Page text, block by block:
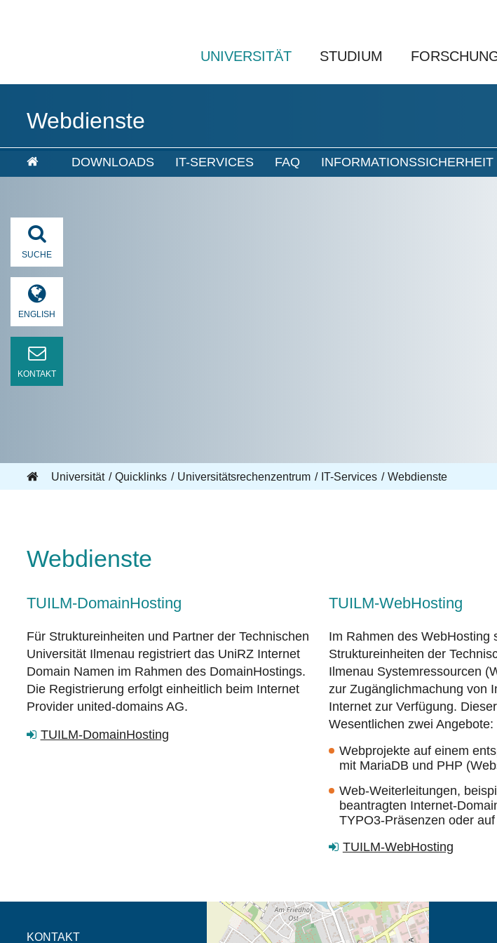
UNIVERSITÄT STUDIUM
Webdienste
DOWNLOADS IT-SERVICES FAQ INFORMATIONSSICHERHEIT
SUCHE
ENGLISH
KONTAKT
Universität Quicklinks Universitätsrechenzentrum IT-Services Webdienste
Webdienste
TUILM-DomainHosting
Für Struktureinheiten und Partner der Technischen
Universität Ilmenau registriert das UniRZ Internet
Domain Namen im Rahmen des DomainHostings.
Die Registrierung erfolgt einheitlich beim Internet
Provider united-domains AG.
TUILM-DomainHosting
TUILM-WebHosting
Im Rahmen des WebHosting
Struktureinheiten der
Ilmenau Systemressourcen
zur Zugänglichmachung von
Internet zur Verfügung.
Wesentlichen zwei Angebote:
Webprojekte auf einem
mit MariaDB und PHP
Web-Weiterleitungen,
beantragten Internet-
TYPO3-Präsenzen oder
TUILM-WebHosting
KONTAKT
Öffnet die Anfahrtsbeschreibung in neuem
Tab (Karte)